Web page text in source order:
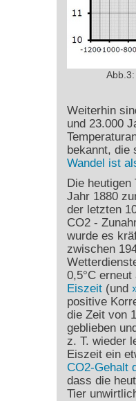
Weiterhin
und 23.000
bekannt, die
Wandel ist
Die heutigen
Jahr 1880
der letzten
CO2 -
wurde es
zwischen
0,5°C
Eiszeit(und
positive
die Zeit von
geblieben
z. T. wieder
Eiszeit ein
CO2-Gehalt
dass die
Tier